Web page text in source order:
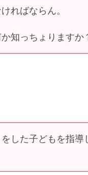
ればならん。
知っちょりますか
した子どもを指導